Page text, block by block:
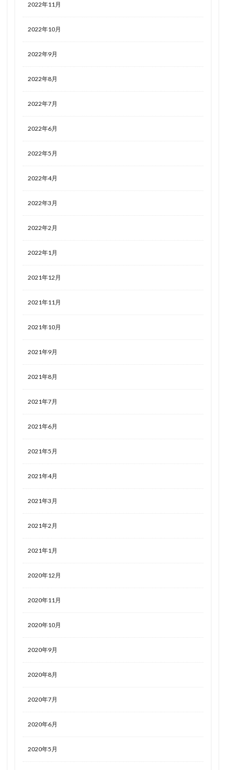
2022年11月
2022年10月
2022年9月
2022年8月
2022年7月
2022年6月
2022年5月
2022年4月
2022年3月
2022年2月
2022年1月
2021年12月
2021年11月
2021年10月
2021年9月
2021年8月
2021年7月
2021年6月
2021年5月
2021年4月
2021年3月
2021年2月
2021年1月
2020年12月
2020年11月
2020年10月
2020年9月
2020年8月
2020年7月
2020年6月
2020年5月